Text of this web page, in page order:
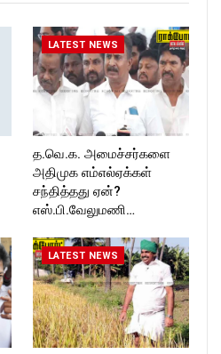
LATEST NEWS
த.வெ.க. அமைச்சர்களை
அதிமுக எம்எல்ஏக்கள்
சந்தித்தது ஏன்?
எஸ்.பி.வேலுமணி…
LATEST NEWS